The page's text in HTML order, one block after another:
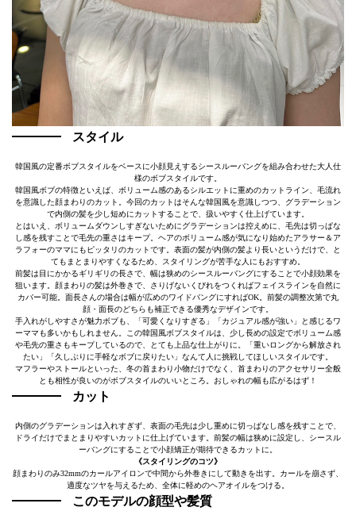
スタイル
韓国風の定番ボブスタイルをベースに小顔見えするシースルーバングを組み合わせた大人仕
様のボブスタイルです。
韓国風ボブの特徴といえば、ボリューム感のあるシルエットに重めのカットライン、毛流れ
を意識した顔まわりのカット。今回のカットはそんな韓国風を意識しつつ、グラデーション
で内側の髪を少し短めにカットすることで、扱いやすく仕上げています。
とはいえ、ボリュームダウンしすぎないためにグラデーションは控えめに、毛先は切っぱな
し感を残すことで毛先の重さはキープ。ヘアのボリューム感が気になり始めたアラサー＆ア
ラフォーのママにもピッタリのカットです。表面の髪が内側の髪より長いというだけで、と
てもまとまりやすくなるため、スタイリングが苦手な人にもおすすめ。
前髪は目にかかるギリギリの長さで、幅は狭めのシースルーバングにすることで小顔効果を
狙います。顔まわりの髪は外巻きで、さりげないくびれをつくればフェイスラインを自然に
カバー可能。面長さんの場合は幅が広めのワイドバングにすればOK。前髪の調整次第で丸
顔・面長のどちらも補正できる優秀なデザインです。
手入れがしやすさが魅力ボブも、「可愛くなりすぎる」「カジュアル感が強い」と感じるワ
ーママも多いかもしれません。この韓国風ボブスタイルは、少し長めの設定でボリューム感
や毛先の重さもキープしているので、とても上品な仕上がりに。「重いロングから解放され
たい」「久しぶりに手軽なボブに戻りたい」なんて人に挑戦してほしいスタイルです。
マフラーやストールといった、冬の首まわり小物だけでなく、首まわりのアクセサリー全般
とも相性が良いのがボブスタイルのいいところ。おしゃれの幅も広がるはず！
カット
内側のグラデーションは入れすぎず、表面の毛先は少し重めに切っぱなし感を残すことで、
ドライだけでまとまりやすいカットに仕上げています。前髪の幅は狭めに設定し、シースル
ーバングにすることで小顔矯正が期待できるカットに。
《スタイリングのコツ》
顔まわりのみ32mmのカールアイロンで中間から外巻きにして動きを出す。カールを崩さず、
適度なツヤを与えるため、全体に軽めのヘアオイルをつける。
このモデルの顔型や髪質